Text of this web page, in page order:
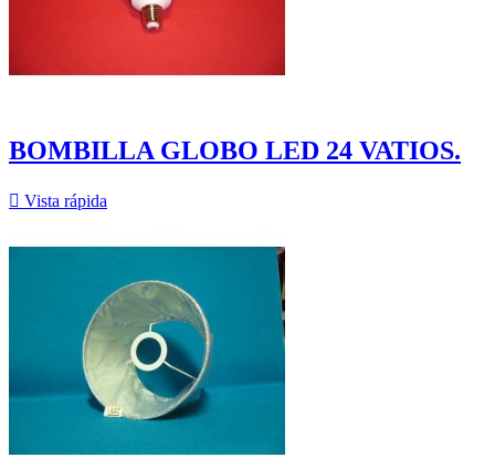
BOMBILLA GLOBO LED 24 VATIOS.
 Vista rápida